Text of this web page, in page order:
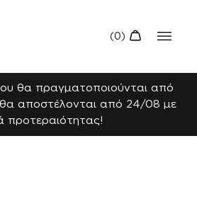
θα πραγματοποιούνται από
αποστέλονται από 24/08 με
προτεραιότητας!